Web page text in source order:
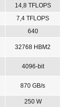
14,8 TFLOPS
7,4 TFLOPS
640
32768 HBM2
4096-bit
870 GB/s
250 W